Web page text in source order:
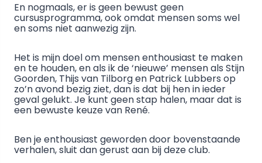
En nogmaals, er is geen bewust geen
cursusprogramma, ook omdat mensen soms wel
en soms niet aanwezig zijn.
Het is mijn doel om mensen enthousiast te maken
en te houden, en als ik de ‘nieuwe’ mensen als Stijn
Goorden, Thijs van Tilborg en Patrick Lubbers op
zo’n avond bezig ziet, dan is dat bij hen in ieder
geval gelukt. Je kunt geen stap halen, maar dat is
een bewuste keuze van René.
Ben je enthousiast geworden door bovenstaande
verhalen, sluit dan gerust aan bij deze club.